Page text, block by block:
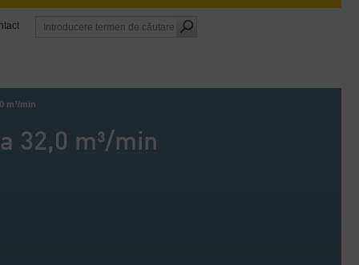
m³/min
32,0 m³/min